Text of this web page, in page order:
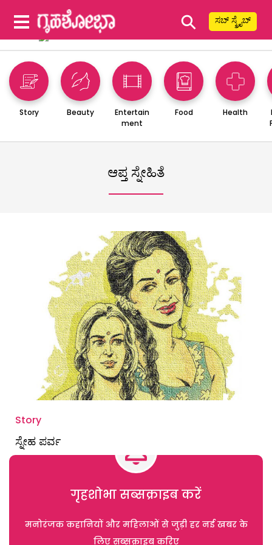
⚲ ಸಬ್ ಸ್ಕ್ರೈಬ್
Story Beauty
Entertain
ment
Food Health
ಆಪ್ತ ಸ್ನೇಹಿತೆ
Story
ಸ್ನೇಹ ಪರ್ವ
गृहशोभा सब्सक्राइब करें
मनोरंजक कहानियों और महिलाओं से जुड़ी हर नई खबर के
लिए सब्सक्राइब करिए